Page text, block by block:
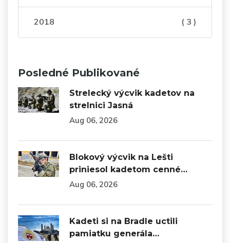
2018 ( 3 )
Posledné Publikované
Strelecký výcvik kadetov na
strelnici Jasná
Aug 06, 2026
Blokový výcvik na Lešti
priniesol kadetom cenné…
Aug 06, 2026
Kadeti si na Bradle uctili
pamiatku generála…